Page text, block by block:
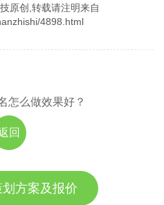
原创,转载请注明来自
4898.html
怎么做效果好？
回
方案及报价